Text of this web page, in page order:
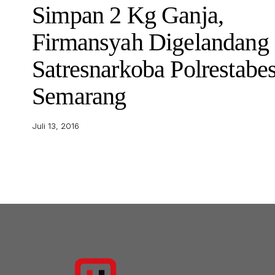
Simpan 2 Kg Ganja,
Firmansyah Digelandang
Satresnarkoba
Semarang
Juli 13, 2016